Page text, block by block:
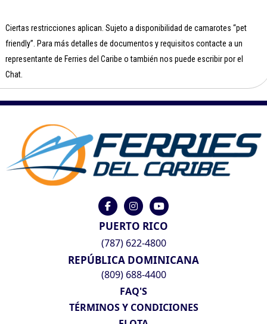
Ciertas restricciones aplican. Sujeto a disponibilidad de camarotes “pet
friendly”. Para más detalles de documentos y requisitos contacte a un
representante de Ferries del Caribe o también nos puede escribir por el
Chat.
PUERTO RICO
(787) 622-4800
REPÚBLICA DOMINICANA
(809) 688-4400
FAQ'S
TÉRMINOS Y CONDICIONES